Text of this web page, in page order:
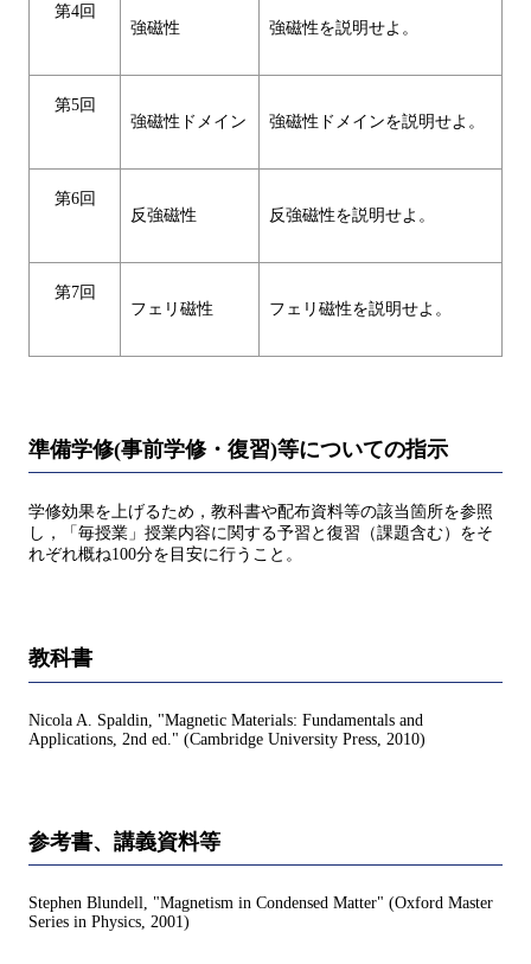
第4回
強磁性
強磁性を説明せよ。
第5回
強磁性ドメイン
強磁性ドメインを説明せよ。
第6回
反強磁性
反強磁性を説明せよ。
第7回
フェリ磁性
フェリ磁性を説明せよ。
準備学修(事前学修・復習)等についての指示
学修効果を上げるため，教科書や配布資料等の該当箇所を参照
し，「毎授業」授業内容に関する予習と復習（課題含む）をそ
れぞれ概ね100分を目安に行うこと。
教科書
Nicola A. Spaldin, "Magnetic Materials: Fundamentals and
Applications, 2nd ed." (Cambridge University Press, 2010)
参考書、講義資料等
Stephen Blundell, "Magnetism in Condensed Matter" (Oxford Master
Series in Physics, 2001)